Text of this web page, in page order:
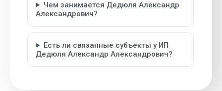
Чем занимается Дедюля Александр
Александрович?
Есть ли связанные субъекты у ИП
Дедюля Александр Александрович?